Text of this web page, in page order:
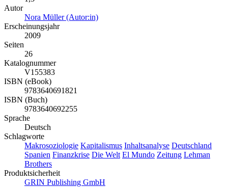
Autor
Nora Müller (Autor:in)
Erscheinungsjahr
2009
Seiten
26
Katalognummer
V155383
ISBN (eBook)
9783640691821
ISBN (Buch)
9783640692255
Sprache
Deutsch
Schlagworte
Makrosoziologie Kapitalismus Inhaltsanalyse Deutschland
Spanien Finanzkrise Die Welt El Mundo Zeitung Lehman
Brothers
Produktsicherheit
GRIN Publishing GmbH